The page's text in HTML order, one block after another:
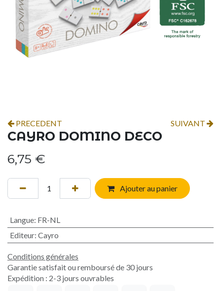
PRECEDENT SUIVANT
CAYRO DOMINO DECO
6,75 €
Ajouter au panier
Langue: FR-NL
Editeur: Cayro
Conditions générales
Garantie satisfait ou remboursé de 30 jours
Expédition : 2-3 jours ouvrables